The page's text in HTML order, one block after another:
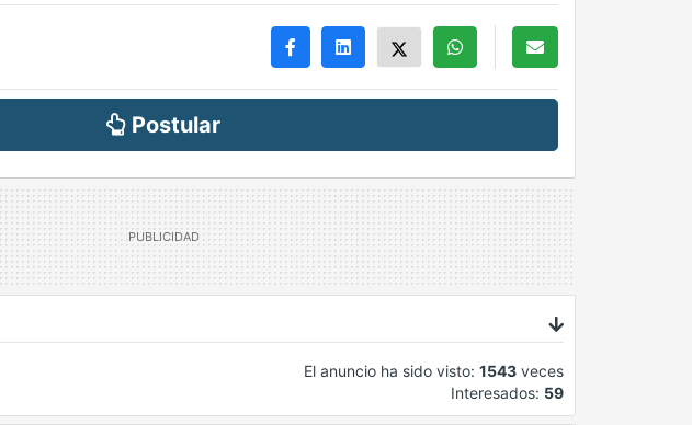
Postular
El anuncio ha sido visto: 1543 veces
Interesados: 59